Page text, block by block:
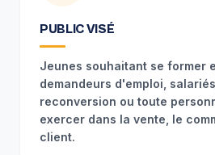
PUBLIC VISÉ
Jeunes souhaitant se former
demandeurs d'emploi,
reconversion ou toute
exercer dans la vente, le
client.